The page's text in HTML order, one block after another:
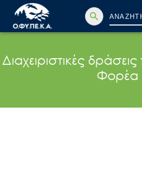
Search
for:
Search Button
Διαχειριστικές
Φορέα